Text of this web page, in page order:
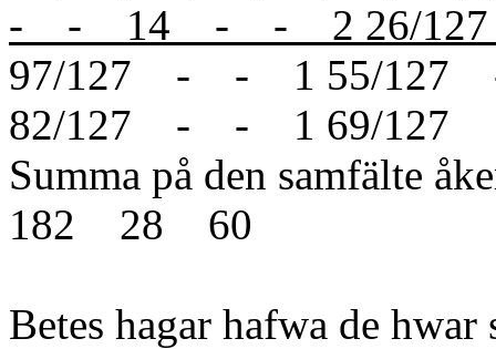
- - 14 - - 2 26/
97/127 - - 1 55/
82/127 - - 1 69/127
Summa på den samfälte
182 28 60
Betes hagar hafwa de